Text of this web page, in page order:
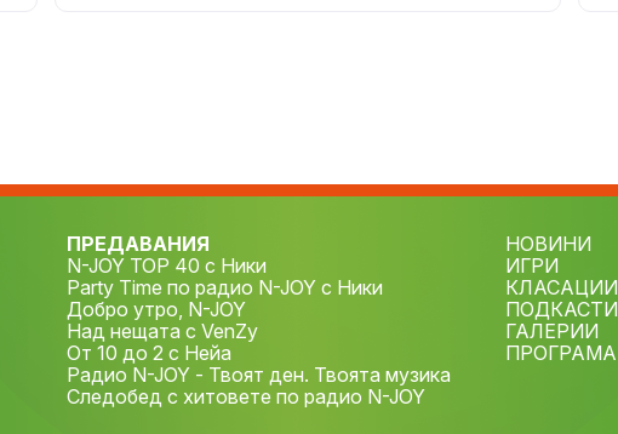
ПРЕДАВАНИЯ
N-JOY TOP 40 с Ники
Party Time по радио N-JOY с Ники
Добро утро, N-JOY
Над нещата с VenZy
От 10 до 2 с Нейа
Радио N-JOY - Твоят ден. Твоята музика
Следобед с хитовете по радио N-JOY
НОВИНИ
ИГРИ
КЛАСАЦИИ
ПОДКАСТИ
ГАЛЕРИИ
ПРОГРАМА